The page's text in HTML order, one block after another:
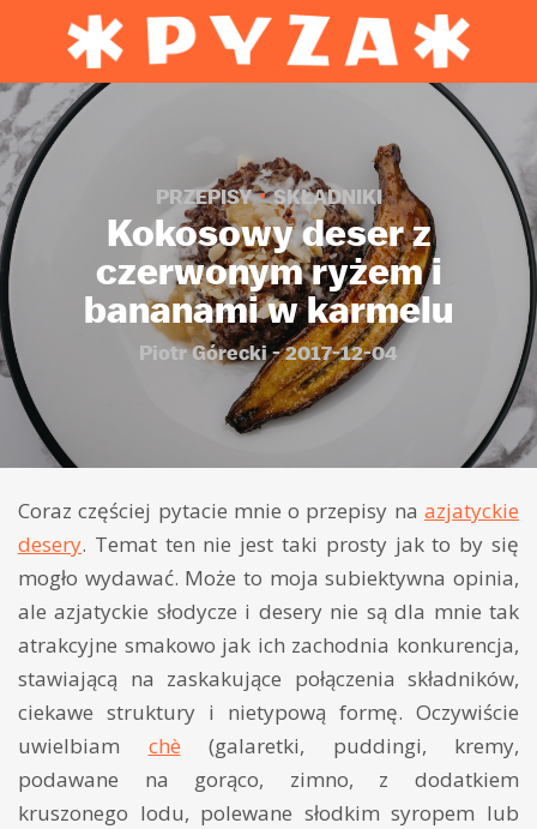
PRZEPISY SKŁADNIKI
Kokosowy deser z
czerwonym ryżem i
bananami w karmelu
Piotr Górecki - 2017-12-04
Coraz częściej pytacie mnie o przepisy na azjatyckie
desery. Temat ten nie jest taki prosty jak to by się
mogło wydawać. Może to moja subiektywna opinia,
ale azjatyckie słodycze i desery nie są dla mnie tak
atrakcyjne smakowo jak ich zachodnia konkurencja,
stawiającą na zaskakujące połączenia składników,
ciekawe struktury i nietypową formę. Oczywiście
uwielbiam chè (galaretki, puddingi, kremy,
podawane na gorąco, zimno, z dodatkiem
kruszonego lodu, polewane słodkim syropem lub